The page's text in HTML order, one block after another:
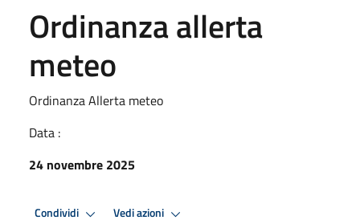
Ordinanza allerta
meteo
Ordinanza Allerta meteo
Data :
24 novembre 2025
Condividi Vedi azioni